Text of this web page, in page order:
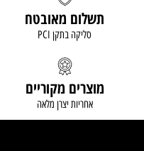
תשלום מאובטח
סליקה בתקן PCI
מוצרים מקוריים
אחריות יצרן מלאה